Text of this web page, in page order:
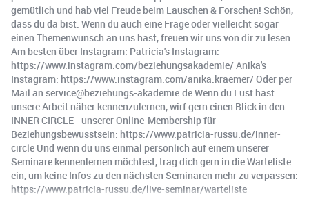
gemütlich und hab viel Freude beim Lauschen & Forschen! Schön,
dass du da bist. Wenn du auch eine Frage oder vielleicht sogar
einen Themenwunsch an uns hast, freuen wir uns von dir zu lesen.
Am besten über Instagram: Patricia's Instagram:
https://www.instagram.com/beziehungsakademie/ Anika's
Instagram: https://www.instagram.com/anika.kraemer/ Oder per
Mail an service@beziehungs-akademie.de Wenn du Lust hast
unsere Arbeit näher kennenzulernen, wirf gern einen Blick in den
INNER CIRCLE - unserer Online-Membership für
Beziehungsbewusstsein: https://www.patricia-russu.de/inner-
circle Und wenn du uns einmal persönlich auf einem unserer
Seminare kennenlernen möchtest, trag dich gern in die Warteliste
ein, um keine Infos zu den nächsten Seminaren mehr zu verpassen:
https://www.patricia-russu.de/live-seminar/warteliste